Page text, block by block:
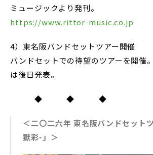
ミュージックより発刊。
https://www.rittor-music.co.jp
4）東名阪バンドセットツアー開催
バンドセットでの待望のツアーを開催
は後日発表。
◆ ◆ ◆
＜二〇二六年 東名阪バンドセット
獄彩-』＞